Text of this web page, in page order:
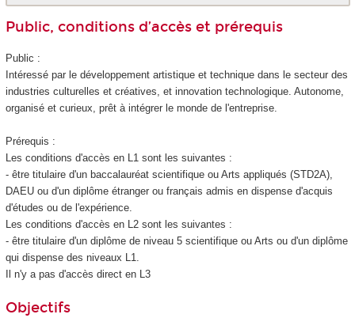
Public, conditions d’accès et prérequis
Public :
Intéressé par le développement artistique et technique dans le secteur des
industries culturelles et créatives, et innovation technologique. Autonome,
organisé et curieux, prêt à intégrer le monde de l'entreprise.
Prérequis :
Les conditions d'accès en L1 sont les suivantes :
- être titulaire d'un baccalauréat scientifique ou Arts appliqués (STD2A),
DAEU ou d'un diplôme étranger ou français admis en dispense d'acquis
d'études ou de l'expérience.
Les conditions d'accès en L2 sont les suivantes :
- être titulaire d'un diplôme de niveau 5 scientifique ou Arts ou d'un diplôme
qui dispense des niveaux L1.
Il n'y a pas d'accès direct en L3
Objectifs